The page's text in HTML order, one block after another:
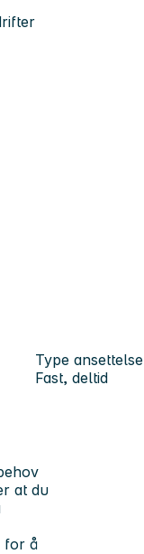
Type ansettelse
Fast, deltid
at du
for å